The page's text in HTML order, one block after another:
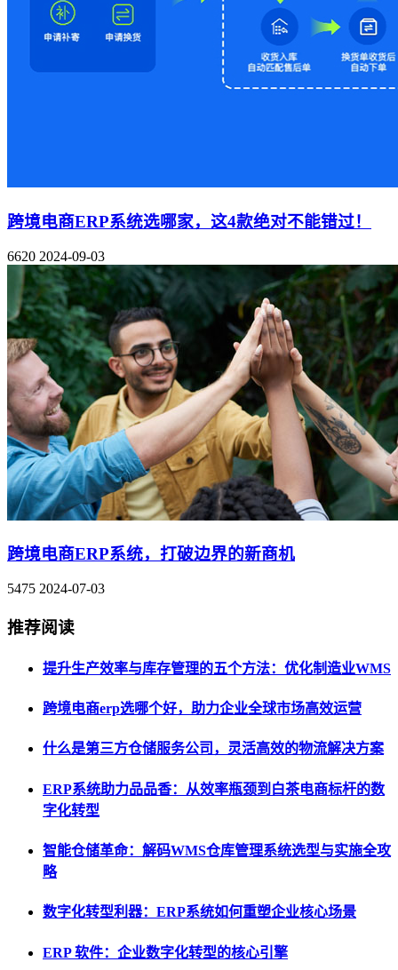
跨境电商ERP系统选哪家，这4款绝对不能错过！
6620 2024-09-03
跨境电商ERP系统，打破边界的新商机
5475 2024-07-03
推荐阅读
提升生产效率与库存管理的五个方法：优化制造业WMS
跨境电商erp选哪个好，助力企业全球市场高效运营
什么是第三方仓储服务公司，灵活高效的物流解决方案
ERP系统助力品品香：从效率瓶颈到白茶电商标杆的数
字化转型
智能仓储革命：解码WMS仓库管理系统选型与实施全攻
略
数字化转型利器：ERP系统如何重塑企业核心场景
ERP 软件：企业数字化转型的核心引擎